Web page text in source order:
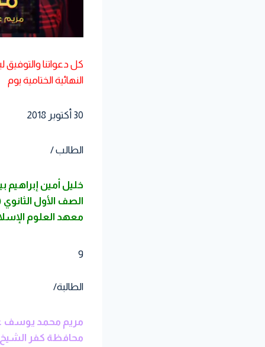
كل دعواتنا
النهائية الختامية يوم
30 أكتوبر 2018
الطالب /
خليل أمين إبراهيم
الصف الأول الثانوي (2017-
معهد العلوم
و
الطالبة/
مريم محمد يوسف
محافظة كفر الشيخ –